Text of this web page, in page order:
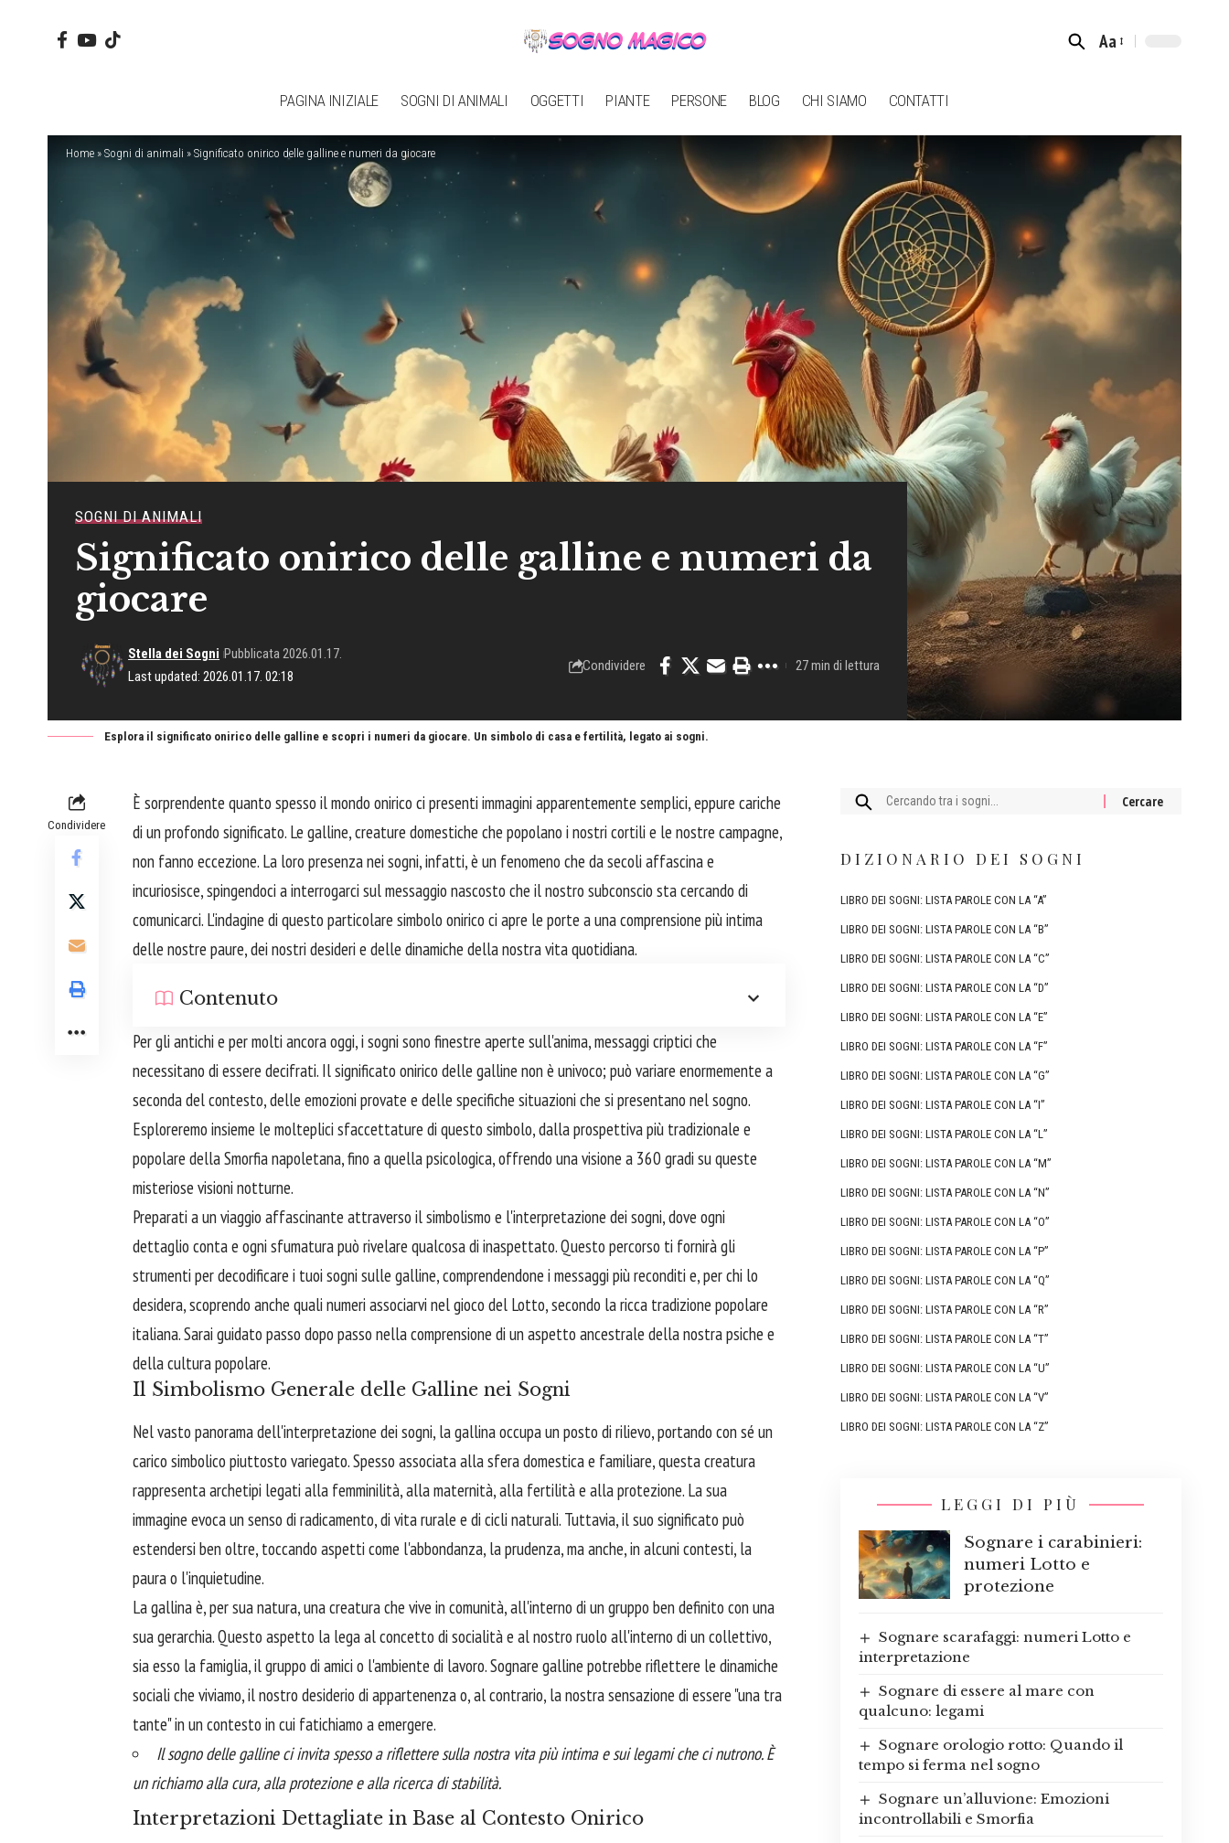
Font
Aa
PAGINA INIZIALE SOGNI DI ANIMALI OGGETTI PIANTE PERSONE BLOG CHI SIAMO CONTATTI
Home » Sogni di animali » Significato onirico delle galline e numeri da giocare
SOGNI DI ANIMALI
Significato onirico delle galline e numeri da
giocare
Last updated: 2026.01.17. 02:18
Stella dei Sogni Pubblicata 2026.01.17.
Condividere 27 min di lettura
Esplora il significato onirico delle galline e scopri i numeri da giocare. Un simbolo di casa e fertilità, legato ai sogni.
Condividere
È sorprendente quanto spesso il mondo onirico ci presenti immagini apparentemente semplici, eppure cariche
di un profondo significato. Le galline, creature domestiche che popolano i nostri cortili e le nostre campagne,
non fanno eccezione. La loro presenza nei sogni, infatti, è un fenomeno che da secoli affascina e
incuriosisce, spingendoci a interrogarci sul messaggio nascosto che il nostro subconscio sta cercando di
comunicarci. L'indagine di questo particolare simbolo onirico ci apre le porte a una comprensione più intima
delle nostre paure, dei nostri desideri e delle dinamiche della nostra vita quotidiana.
Contenuto
Per gli antichi e per molti ancora oggi, i sogni sono finestre aperte sull'anima, messaggi criptici che
necessitano di essere decifrati. Il significato onirico delle galline non è univoco; può variare enormemente a
seconda del contesto, delle emozioni provate e delle specifiche situazioni che si presentano nel sogno.
Esploreremo insieme le molteplici sfaccettature di questo simbolo, dalla prospettiva più tradizionale e
popolare della Smorfia napoletana, fino a quella psicologica, offrendo una visione a 360 gradi su queste
misteriose visioni notturne.
Preparati a un viaggio affascinante attraverso il simbolismo e l'interpretazione dei sogni, dove ogni
dettaglio conta e ogni sfumatura può rivelare qualcosa di inaspettato. Questo percorso ti fornirà gli
strumenti per decodificare i tuoi sogni sulle galline, comprendendone i messaggi più reconditi e, per chi lo
desidera, scoprendo anche quali numeri associarvi nel gioco del Lotto, secondo la ricca tradizione popolare
italiana. Sarai guidato passo dopo passo nella comprensione di un aspetto ancestrale della nostra psiche e
della cultura popolare.
Il Simbolismo Generale delle Galline nei Sogni
Nel vasto panorama dell'interpretazione dei sogni, la gallina occupa un posto di rilievo, portando con sé un
carico simbolico piuttosto variegato. Spesso associata alla sfera domestica e familiare, questa creatura
rappresenta archetipi legati alla femminilità, alla maternità, alla fertilità e alla protezione. La sua
immagine evoca un senso di radicamento, di vita rurale e di cicli naturali. Tuttavia, il suo significato può
estendersi ben oltre, toccando aspetti come l'abbondanza, la prudenza, ma anche, in alcuni contesti, la
paura o l'inquietudine.
La gallina è, per sua natura, una creatura che vive in comunità, all'interno di un gruppo ben definito con una
sua gerarchia. Questo aspetto la lega al concetto di socialità e al nostro ruolo all'interno di un collettivo,
sia esso la famiglia, il gruppo di amici o l'ambiente di lavoro. Sognare galline potrebbe riflettere le dinamiche
sociali che viviamo, il nostro desiderio di appartenenza o, al contrario, la nostra sensazione di essere "una tra
tante" in un contesto in cui fatichiamo a emergere.
Il sogno delle galline ci invita spesso a riflettere sulla nostra vita più intima e sui legami che ci nutrono. È
un richiamo alla cura, alla protezione e alla ricerca di stabilità.
Interpretazioni Dettagliate in Base al Contesto Onirico
Cercare:
DIZIONARIO DEI SOGNI
LIBRO DEI SOGNI: LISTA PAROLE CON LA “A”
LIBRO DEI SOGNI: LISTA PAROLE CON LA “B”
LIBRO DEI SOGNI: LISTA PAROLE CON LA “C”
LIBRO DEI SOGNI: LISTA PAROLE CON LA “D”
LIBRO DEI SOGNI: LISTA PAROLE CON LA “E”
LIBRO DEI SOGNI: LISTA PAROLE CON LA “F”
LIBRO DEI SOGNI: LISTA PAROLE CON LA “G”
LIBRO DEI SOGNI: LISTA PAROLE CON LA “I”
LIBRO DEI SOGNI: LISTA PAROLE CON LA “L”
LIBRO DEI SOGNI: LISTA PAROLE CON LA “M”
LIBRO DEI SOGNI: LISTA PAROLE CON LA “N”
LIBRO DEI SOGNI: LISTA PAROLE CON LA “O”
LIBRO DEI SOGNI: LISTA PAROLE CON LA “P”
LIBRO DEI SOGNI: LISTA PAROLE CON LA “Q”
LIBRO DEI SOGNI: LISTA PAROLE CON LA “R”
LIBRO DEI SOGNI: LISTA PAROLE CON LA “T”
LIBRO DEI SOGNI: LISTA PAROLE CON LA “U”
LIBRO DEI SOGNI: LISTA PAROLE CON LA “V”
LIBRO DEI SOGNI: LISTA PAROLE CON LA “Z”
LEGGI DI PIÙ
Sognare i carabinieri:
numeri Lotto e
protezione
Sognare scarafaggi: numeri Lotto e
interpretazione
Sognare di essere al mare con
qualcuno: legami
Sognare orologio rotto: Quando il
tempo si ferma nel sogno
Sognare un’alluvione: Emozioni
incontrollabili e Smorfia